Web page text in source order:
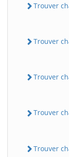
Trouver
Trouver
Trouver
Trouver
Trouver